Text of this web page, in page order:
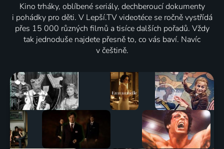
Kino trháky, oblíbené seriály, dechberoucí dokumenty
i pohádky pro děti. V Lepší.TV videotéce se ročně vystřídá
přes 15 000 různých filmů a tisíce dalších pořadů. Vždy
tak jednoduše najdete přesně to, co vás baví. Navíc
v češtině.